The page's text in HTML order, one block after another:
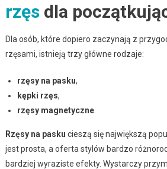
rzęsdla
Dla osób, które dopiero zaczynają z
rzęsami, istnieją trzy główne rodzaje:
rzęsy na pasku,
kępki rzęs,
rzęsy magnetyczne.
Rzęsy na pasku cieszą się największą
jest prosta, a oferta stylów bardzo
bardziej wyraziste efekty. Wystarczy